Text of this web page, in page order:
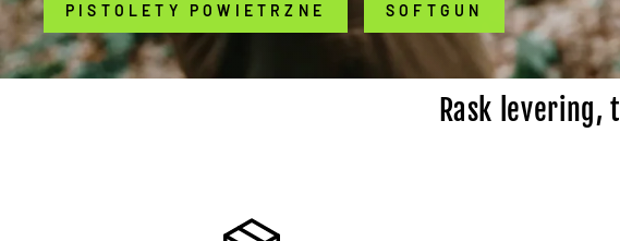
PISTOLETY POWIETRZNE SOFTGUN
Rask